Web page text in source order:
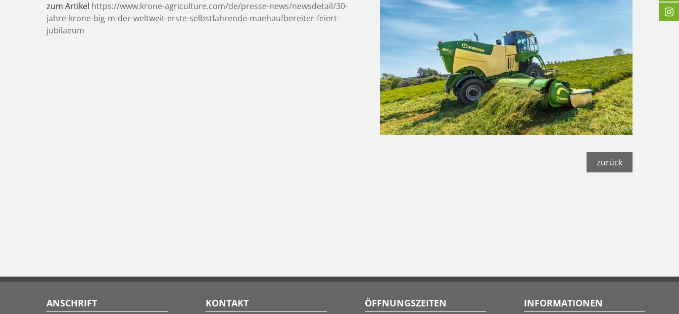
zum Artikel https://www.krone-agriculture.com/de/presse-news/newsdetail/30-
jahre-krone-big-m-der-weltweit-erste-selbstfahrende-maehaufbereiter-feiert-
jubilaeum
zurück

ANSCHRIFT KONTAKT ÖFFNUNGSZEITEN INFORMATIONEN